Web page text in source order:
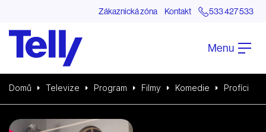
Zákaznická zóna Kontakt 533 427 533
Menu
Domů Televize Program Filmy Komedie Profíci